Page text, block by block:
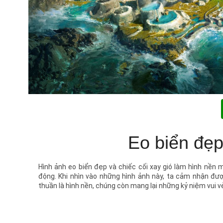
Eo biển
Hình ảnh eo biển đẹp và chiếc cối xay gió làm hình
động. Khi nhìn vào những hình ảnh này, ta cảm nhận
thuần là hình nền, chúng còn mang lại những kỷ niệm vui